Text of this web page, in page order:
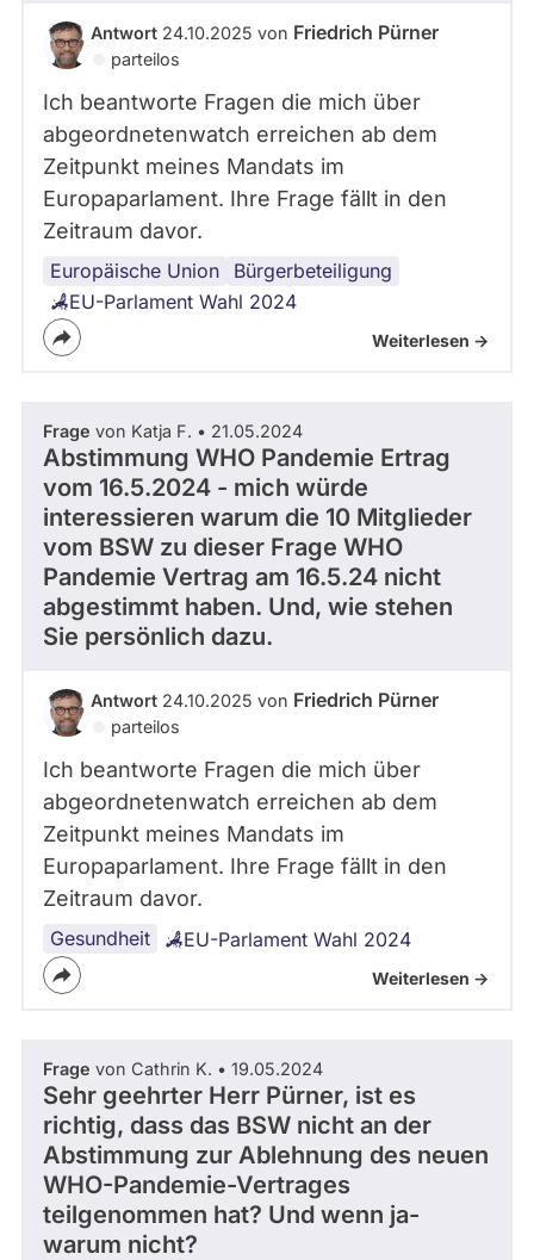
Antwort 24.10.2025 von Friedrich Pürner
parteilos
Ich beantworte Fragen die mich über
abgeordnetenwatch erreichen ab dem
Zeitpunkt meines Mandats im
Europaparlament. Ihre Frage fällt in den
Zeitraum davor.
Europäische Union
Bürgerbeteiligung
EU-Parlament Wahl 2024
Weiterlesen ->
Frage von Katja F. • 21.05.2024
Abstimmung WHO Pandemie Ertrag
vom 16.5.2024 - mich würde
interessieren warum die 10 Mitglieder
vom BSW zu dieser Frage WHO
Pandemie Vertrag am 16.5.24 nicht
abgestimmt haben. Und, wie stehen
Sie persönlich dazu.
Antwort 24.10.2025 von Friedrich Pürner
parteilos
Ich beantworte Fragen die mich über
abgeordnetenwatch erreichen ab dem
Zeitpunkt meines Mandats im
Europaparlament. Ihre Frage fällt in den
Zeitraum davor.
Gesundheit EU-Parlament Wahl 2024
Weiterlesen ->
Frage von Cathrin K. • 19.05.2024
Sehr geehrter Herr Pürner, ist es
richtig, dass das BSW nicht an der
Abstimmung zur Ablehnung des neuen
WHO-Pandemie-Vertrages
teilgenommen hat? Und wenn ja-
warum nicht?